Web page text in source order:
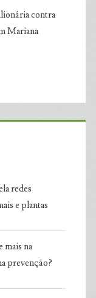
contra
Mariana
redes
e plantas
mais na
prevenção?